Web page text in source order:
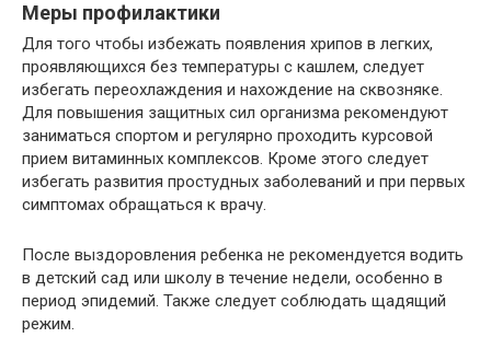
Меры профилактики
Для того чтобы избежать появления хрипов в легких,
проявляющихся без температуры с кашлем, следует
избегать переохлаждения и нахождение на сквозняке.
Для повышения защитных сил организма рекомендуют
заниматься спортом и регулярно проходить курсовой
прием витаминных комплексов. Кроме этого следует
избегать развития простудных заболеваний и при первых
симптомах обращаться к врачу.
После выздоровления ребенка не рекомендуется водить
в детский сад или школу в течение недели, особенно в
период эпидемий. Также следует соблюдать щадящий
режим.